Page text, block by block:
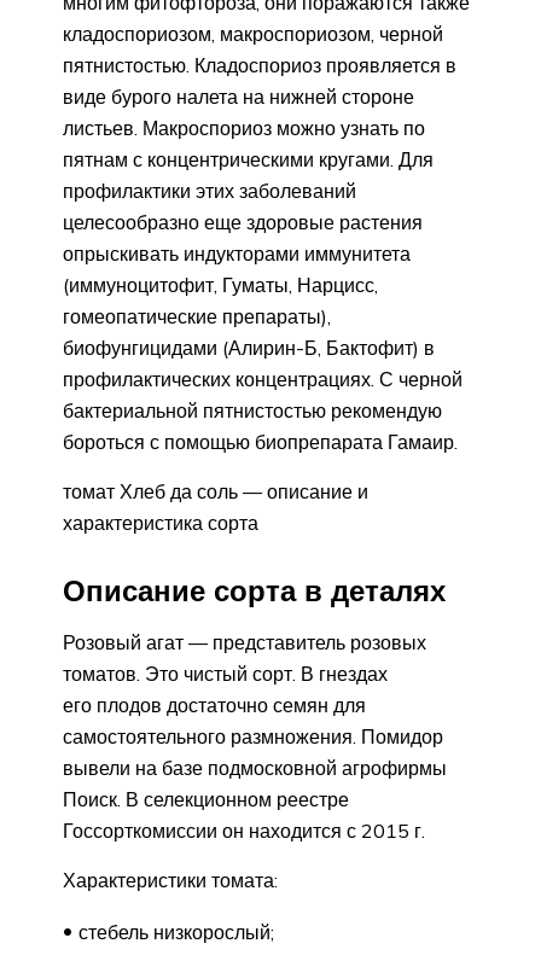
кладоспориозом, макроспориозом, черной
пятнистостью. Кладоспориоз проявляется в
виде бурого налета на нижней стороне
листьев. Макроспориоз можно узнать по
пятнам с концентрическими кругами. Для
профилактики этих заболеваний
целесообразно еще здоровые растения
опрыскивать индукторами иммунитета
(иммуноцитофит, Гуматы, Нарцисс,
гомеопатические препараты),
биофунгицидами (Алирин-Б, Бактофит) в
профилактических концентрациях. С черной
бактериальной пятнистостью рекомендую
бороться с помощью биопрепарата Гамаир.
томат Хлеб да соль — описание и
характеристика сорта
Описание сорта в деталях
Розовый агат — представитель розовых
томатов. Это чистый сорт. В гнездах
его плодов достаточно семян для
самостоятельного размножения. Помидор
вывели на базе подмосковной агрофирмы
Поиск. В селекционном реестре
Госсорткомиссии он находится с 2015 г.
Характеристики томата:
стебель низкорослый;